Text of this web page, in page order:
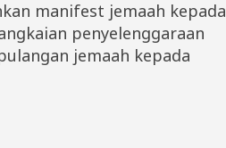
manifest jemaah kepada
penyelenggaraan
jemaah kepada